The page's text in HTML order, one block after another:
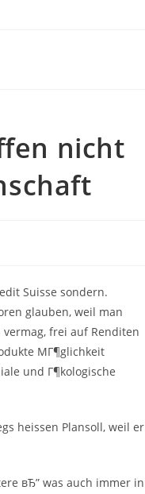
nicht
Suisse sondern.
glauben, weil man
frei auf Renditen
MГ¶glichkeit
und Г¶kologische
heissen Plansoll, weil er
вЂ” was auch immer in